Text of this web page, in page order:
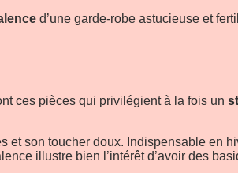
d’une garde-robe astucieuse et
ces pièces qui privilégient à la fois un
son toucher doux. Indispensable en
illustre bien l’intérêt d’avoir des